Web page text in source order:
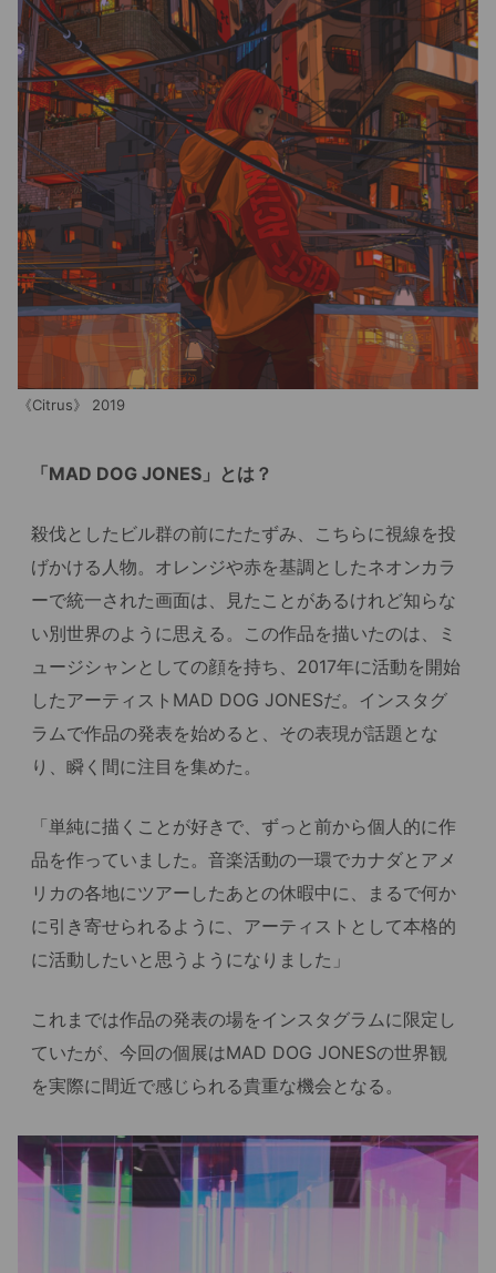
《Citrus》 2019
「MAD DOG JONES」とは？
殺伐としたビル群の前にたたずみ、こちらに視線を投
げかける人物。オレンジや赤を基調としたネオンカラ
ーで統一された画面は、見たことがあるけれど知らな
い別世界のように思える。この作品を描いたのは、ミ
ュージシャンとしての顔を持ち、2017年に活動を開始
したアーティストMAD DOG JONESだ。インスタグ
ラムで作品の発表を始めると、その表現が話題とな
り、瞬く間に注目を集めた。
「単純に描くことが好きで、ずっと前から個人的に作
品を作っていました。音楽活動の一環でカナダとアメ
リカの各地にツアーしたあとの休暇中に、まるで何か
に引き寄せられるように、アーティストとして本格的
に活動したいと思うようになりました」
これまでは作品の発表の場をインスタグラムに限定し
ていたが、今回の個展はMAD DOG JONESの世界観
を実際に間近で感じられる貴重な機会となる。